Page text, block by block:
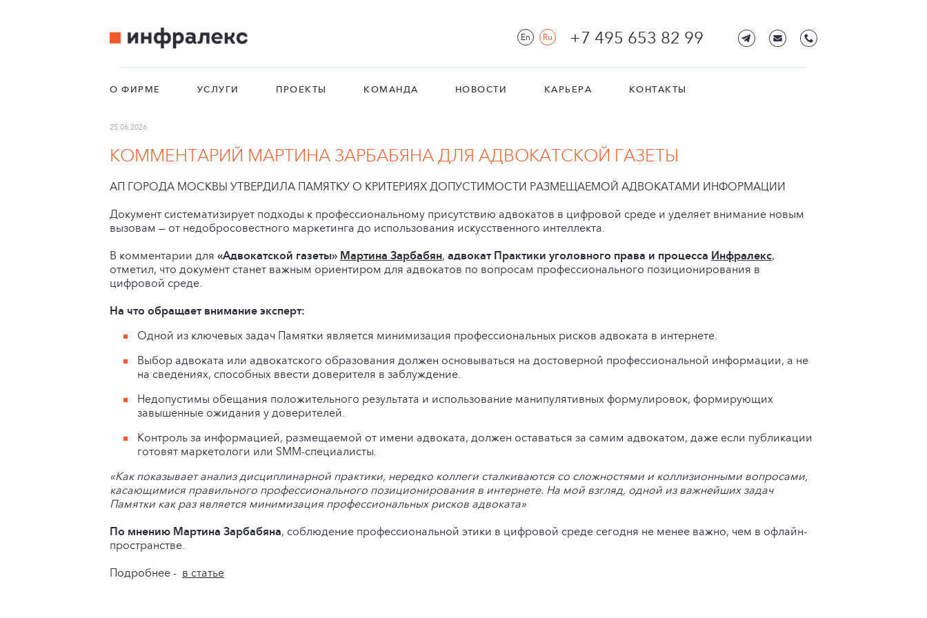
En Ru +7 495 653 82 99
О ФИРМЕ УСЛУГИ ПРОЕКТЫ КОМАНДА НОВОСТИ КАРЬЕРА КОНТАКТЫ
25.06.2026
КОММЕНТАРИЙ МАРТИНА ЗАРБАБЯНА ДЛЯ АДВОКАТСКОЙ ГАЗЕТЫ
АП ГОРОДА МОСКВЫ УТВЕРДИЛА ПАМЯТКУ О КРИТЕРИЯХ ДОПУСТИМОСТИ РАЗМЕЩАЕМОЙ АДВОКАТАМИ ИНФОРМАЦИИ
Документ систематизирует подходы к профессиональному присутствию адвокатов в цифровой среде и уделяет внимание новым
вызовам — от недобросовестного маркетинга до использования искусственного интеллекта.
В комментарии для «Адвокатской газеты» Мартина Зарбабян, адвокат Практики уголовного права и процесса Инфралекс,
отметил, что документ станет важным ориентиром для адвокатов по вопросам профессионального позиционирования в
цифровой среде.
На что обращает внимание эксперт:
Одной из ключевых задач Памятки является минимизация профессиональных рисков адвоката в интернете.
Выбор адвоката или адвокатского образования должен основываться на достоверной профессиональной информации, а не
на сведениях, способных ввести доверителя в заблуждение.
Недопустимы обещания положительного результата и использование манипулятивных формулировок, формирующих
завышенные ожидания у доверителей.
Контроль за информацией, размещаемой от имени адвоката, должен оставаться за самим адвокатом, даже если публикации
готовят маркетологи или SMM-специалисты.
«Как показывает анализ дисциплинарной практики, нередко коллеги сталкиваются со сложностями и коллизионными вопросами,
касающимися правильного профессионального позиционирования в интернете. На мой взгляд, одной из важнейших задач
Памятки как раз является минимизация профессиональных рисков адвоката»
По мнению Мартина Зарбабяна, соблюдение профессиональной этики в цифровой среде сегодня не менее важно, чем в офлайн-
пространстве.
Подробнее - в статье